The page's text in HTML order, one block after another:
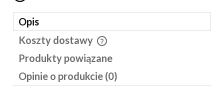
Opis
Koszty dostawy
Cena nie zawiera ewentualnych kosztów płatności
Produkty powiązane
Opinie o produkcie (0)